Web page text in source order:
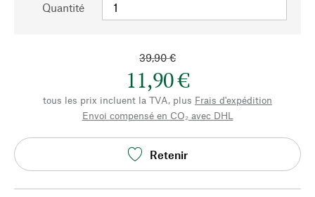
Quantité
39,90 €
11,90 €
tous les prix incluent la TVA, plus Frais d'expédition
Envoi compensé en CO₂ avec DHL
Retenir